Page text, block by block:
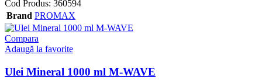
Cod Produs: 360594
Brand PROMAX
Compara
Adaugă la favorite
Ulei Mineral 1000 ml M-WAVE